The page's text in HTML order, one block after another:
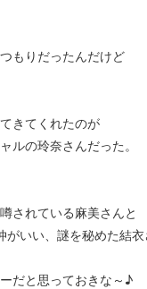
もりだったんだけど
きてくれたのが
ルの玲奈さんだった。
されている麻美さんと
がいい、謎を秘めた結
だと思っておきな～♪